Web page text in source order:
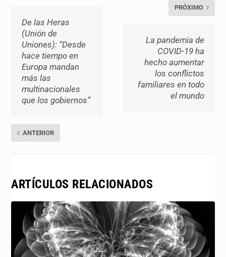
De las Heras
(Unión de
Uniones): “Desde
hace tiempo en
Europa mandan
más las
multinacionales
que los gobiernos”
ANTERIOR
PRÓXIMO
La pandemia de
COVID-19 ha
hecho aumentar
los conflictos
familiares en todo
el mundo
ARTÍCULOS RELACIONADOS